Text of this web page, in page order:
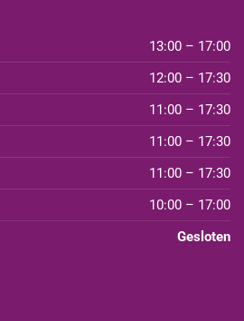
13:00 – 17:00
12:00 – 17:30
11:00 – 17:30
11:00 – 17:30
11:00 – 17:30
10:00 – 17:00
Gesloten